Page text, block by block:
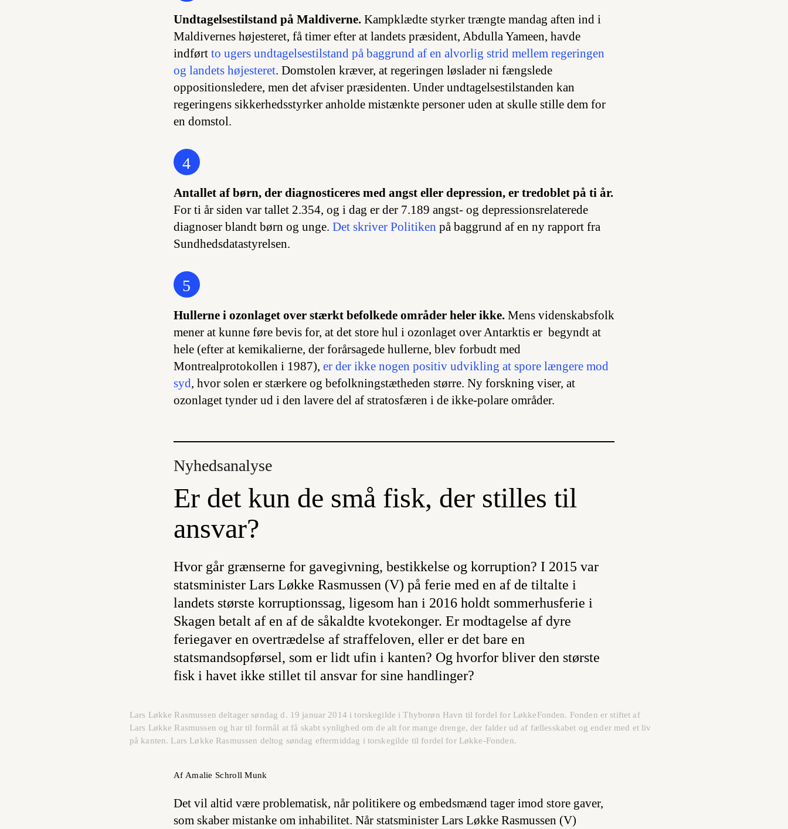
Undtagelsestilstand på Maldiverne. Kampklædte styrker trængte mandag aften ind i
Maldivernes højesteret, få timer efter at landets præsident, Abdulla Yameen, havde
indført to ugers undtagelsestilstand på baggrund af en alvorlig strid mellem regeringen
og landets højesteret. Domstolen kræver, at regeringen løslader ni fængslede
oppositionsledere, men det afviser præsidenten. Under undtagelsestilstanden kan
regeringens sikkerhedsstyrker anholde mistænkte personer uden at skulle stille dem for
en domstol.
4
Antallet af børn, der diagnosticeres med angst eller depression, er tredoblet på ti år.
For ti år siden var tallet 2.354, og i dag er der 7.189 angst- og depressionsrelaterede
diagnoser blandt børn og unge. Det skriver Politiken på baggrund af en ny rapport fra
Sundhedsdatastyrelsen.
5
Hullerne i ozonlaget over stærkt befolkede områder heler ikke. Mens videnskabsfolk
mener at kunne føre bevis for, at det store hul i ozonlaget over Antarktis er begyndt at
hele (efter at kemikalierne, der forårsagede hullerne, blev forbudt med
Montrealprotokollen i 1987), er der ikke nogen positiv udvikling at spore længere mod
syd, hvor solen er stærkere og befolkningstætheden større. Ny forskning viser, at
ozonlaget tynder ud i den lavere del af stratosfæren i de ikke-polare områder.
Nyhedsanalyse
Er det kun de små fisk, der stilles til
ansvar?
Hvor går grænserne for gavegivning, bestikkelse og korruption? I 2015 var
statsminister Lars Løkke Rasmussen (V) på ferie med en af de tiltalte i
landets største korruptionssag, ligesom han i 2016 holdt sommerhusferie i
Skagen betalt af en af de såkaldte kvotekonger. Er modtagelse af dyre
feriegaver en overtrædelse af straffeloven, eller er det bare en
statsmandsopførsel, som er lidt ufin i kanten? Og hvorfor bliver den største
fisk i havet ikke stillet til ansvar for sine handlinger?
Lars Løkke Rasmussen deltager søndag d. 19 januar 2014 i torskegilde i Thyborøn Havn til fordel for LøkkeFonden. Fonden er stiftet af
Lars Løkke Rasmussen og har til formål at få skabt synlighed om de alt for mange drenge, der falder ud af fællesskabet og ender med et liv
på kanten. Lars Løkke Rasmussen deltog søndag eftermiddag i torskegilde til fordel for Løkke-Fonden.
Af Amalie Schroll Munk
Det vil altid være problematisk, når politikere og embedsmænd tager imod store gaver,
som skaber mistanke om inhabilitet. Når statsminister Lars Løkke Rasmussen (V)